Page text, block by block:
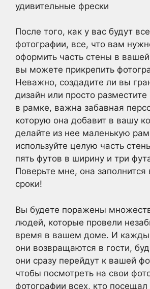
удивительные фрески
После того, как у вас будут
фотографии, все, что вам
оформить часть стены в
вы можете прикрепить
Неважно, создадите ли вы
дизайн или просто
в рамке, важна забавная
которую она добавит в вашу
делайте из нее маленькую
используйте целую часть
пять футов в ширину и три
Поверьте мне, она заполнится
сроки!
Вы будете поражены
людей, которые провели
время в вашем доме. И
они возвращаются в гости,
они сразу перейдут к вашей
чтобы посмотреть на свои
фотографии всех, кто посещал